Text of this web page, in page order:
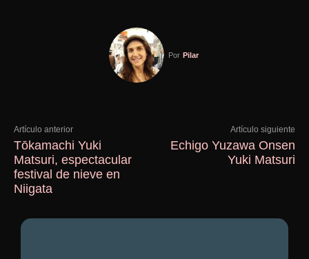
Por Pilar
Artículo anterior
Tōkamachi Yuki
Matsuri, espectacular
festival de nieve en
Niigata
Artículo siguiente
Echigo Yuzawa Onsen
Yuki Matsuri